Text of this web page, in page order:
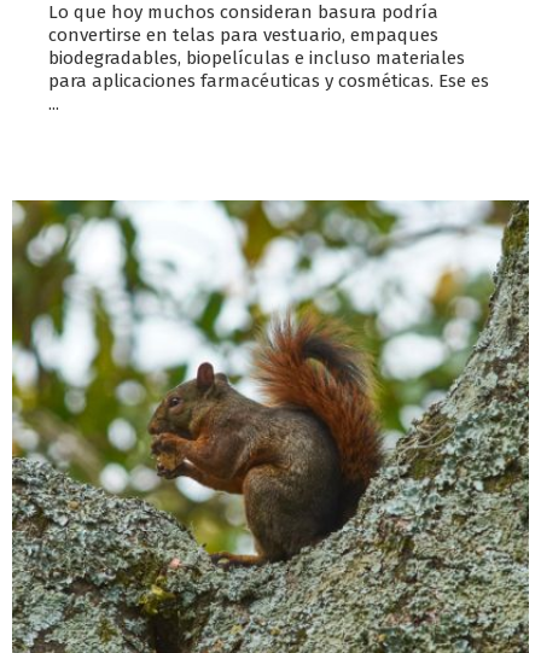
Lo que hoy muchos consideran basura podría
convertirse en telas para vestuario, empaques
biodegradables, biopelículas e incluso materiales
para aplicaciones farmacéuticas y cosméticas. Ese es
...